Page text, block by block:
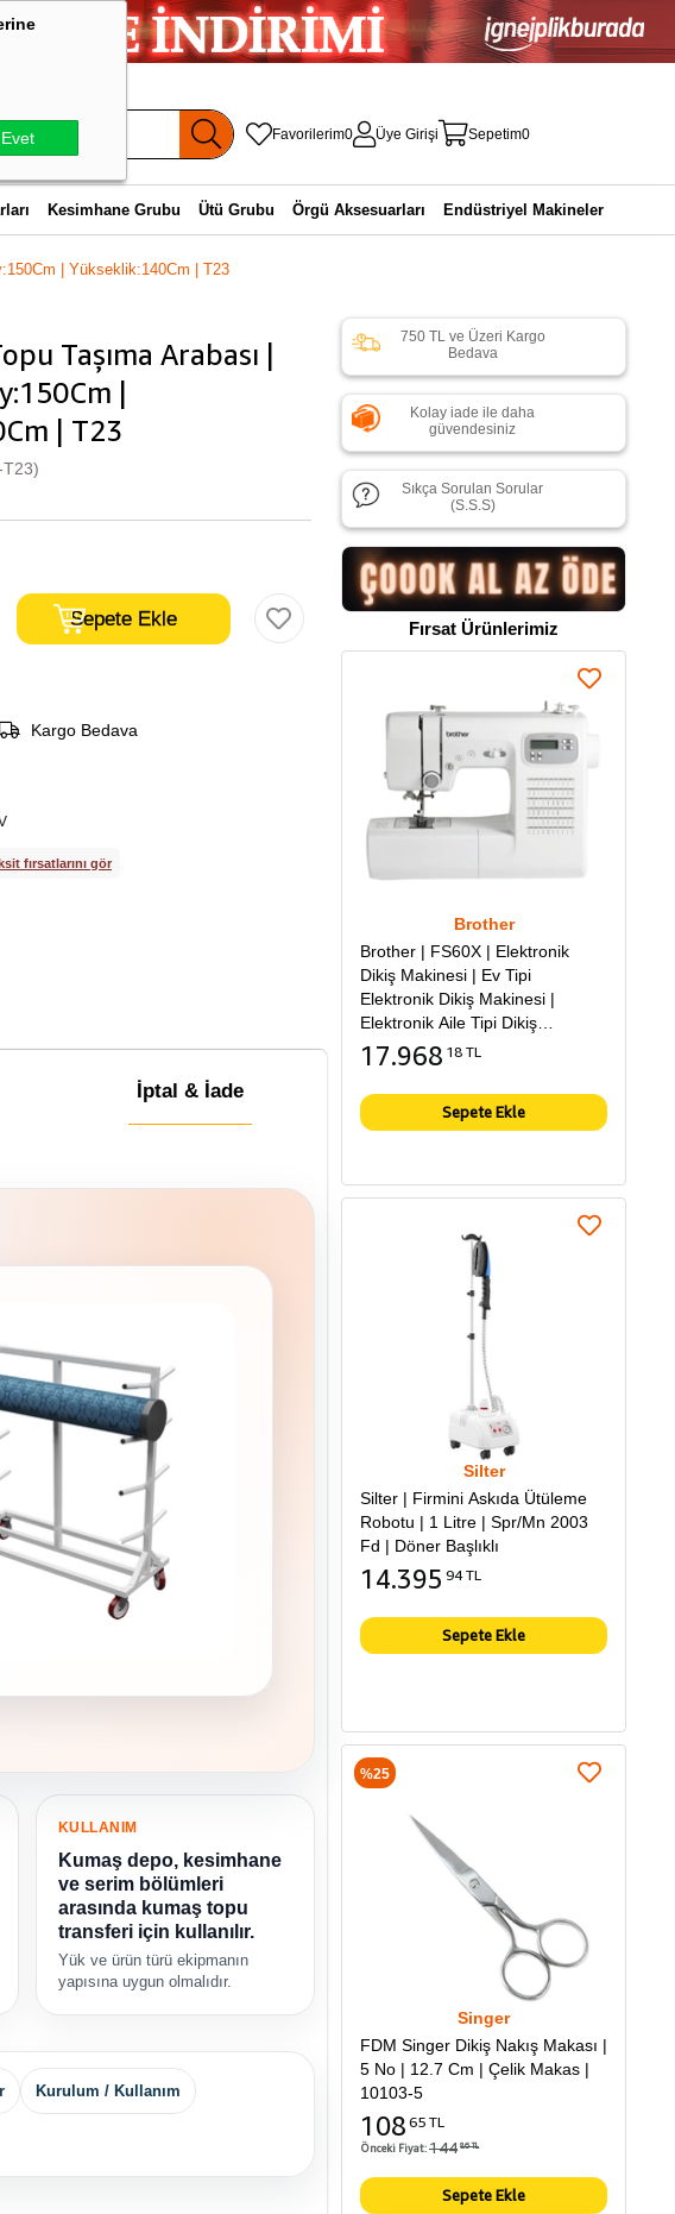
Evet Favorilerim0 Üye Girişi Sepetim0
Kesimhane Grubu Ütü Grubu Örgü Aksesuarları Endüstriyel Makineler
| Yükseklik:140Cm | T23
Taşıma Arabası |
|
| T23
Kargo Bedava
fırsatlarını gör
İptal & İade
KULLANIM
Kumaş depo, kesimhane
ve serim bölümleri
arasında kumaş topu
transferi için kullanılır.
Yük ve ürün türü ekipmanın
yapısına uygun olmalıdır.
Kurulum / Kullanım
750 TL ve Üzeri Kargo
Bedava
Kolay iade ile daha
güvendesiniz
Sıkça Sorulan Sorular
(S.S.S)
Fırsat Ürünlerimiz
Brother
Brother | FS60X | Elektronik
Dikiş Makinesi | Ev Tipi
Elektronik Dikiş Makinesi |
Elektronik Aile Tipi Dikiş
Makinesi
17.968 18 TL
Sepete Ekle
Silter
Silter | Firmini Askıda Ütüleme
Robotu | 1 Litre | Spr/Mn 2003
Fd | Döner Başlıklı
14.395 94 TL
Sepete Ekle
Singer
FDM Singer Dikiş Nakış Makası |
5 No | 12.7 Cm | Çelik Makas |
10103-5
108 65 TL
Önceki Fiyat:144 86 TL
Sepete Ekle
%25